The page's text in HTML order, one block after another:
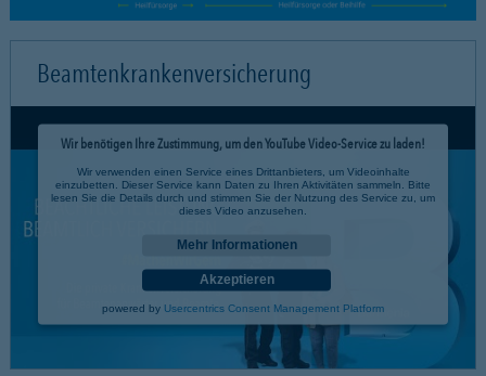
Beamtenkrankenversicherung
Wir benötigen Ihre Zustimmung, um den YouTube Video-Service zu laden!
Wir verwenden einen Service eines Drittanbieters, um Videoinhalte
einzubetten. Dieser Service kann Daten zu Ihren Aktivitäten sammeln. Bitte
lesen Sie die Details durch und stimmen Sie der Nutzung des Service zu, um
dieses Video anzusehen.
Mehr Informationen
Akzeptieren
powered by Usercentrics Consent Management Platform